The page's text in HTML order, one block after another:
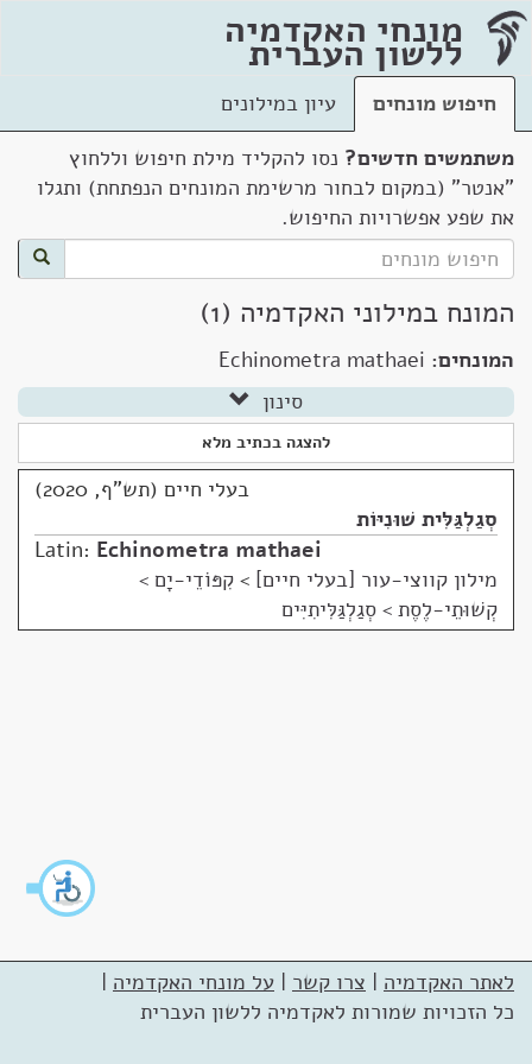
מונחי האקדמיה
ללשון העברית
חיפוש מונחים
עיון במילונים
משתמשים חדשים? נסו להקליד מילת חיפוש וללחוץ
"אנטר" (במקום לבחור מרשימת המונחים הנפתחת) ותגלו
את שפע אפשרויות החיפוש.
המונח במילוני האקדמיה (1)
המונחים: Echinometra mathaei
סינון
להצגה בכתיב מלא
בעלי חיים (תש"ף, 2020)
סְגַלְגַּלִּית שׁוּנִיּוֹת
Latin: Echinometra mathaei
מילון קווצי-עור [בעלי חיים] > קִפּוֹדֵי-יָם >
קְשׁוּתֵי-לֶסֶת > סְגַלְגַּלִּיתִיִּים
לאתר האקדמיה | צרו קשר | על מונחי האקדמיה |
כל הזכויות שמורות לאקדמיה ללשון העברית